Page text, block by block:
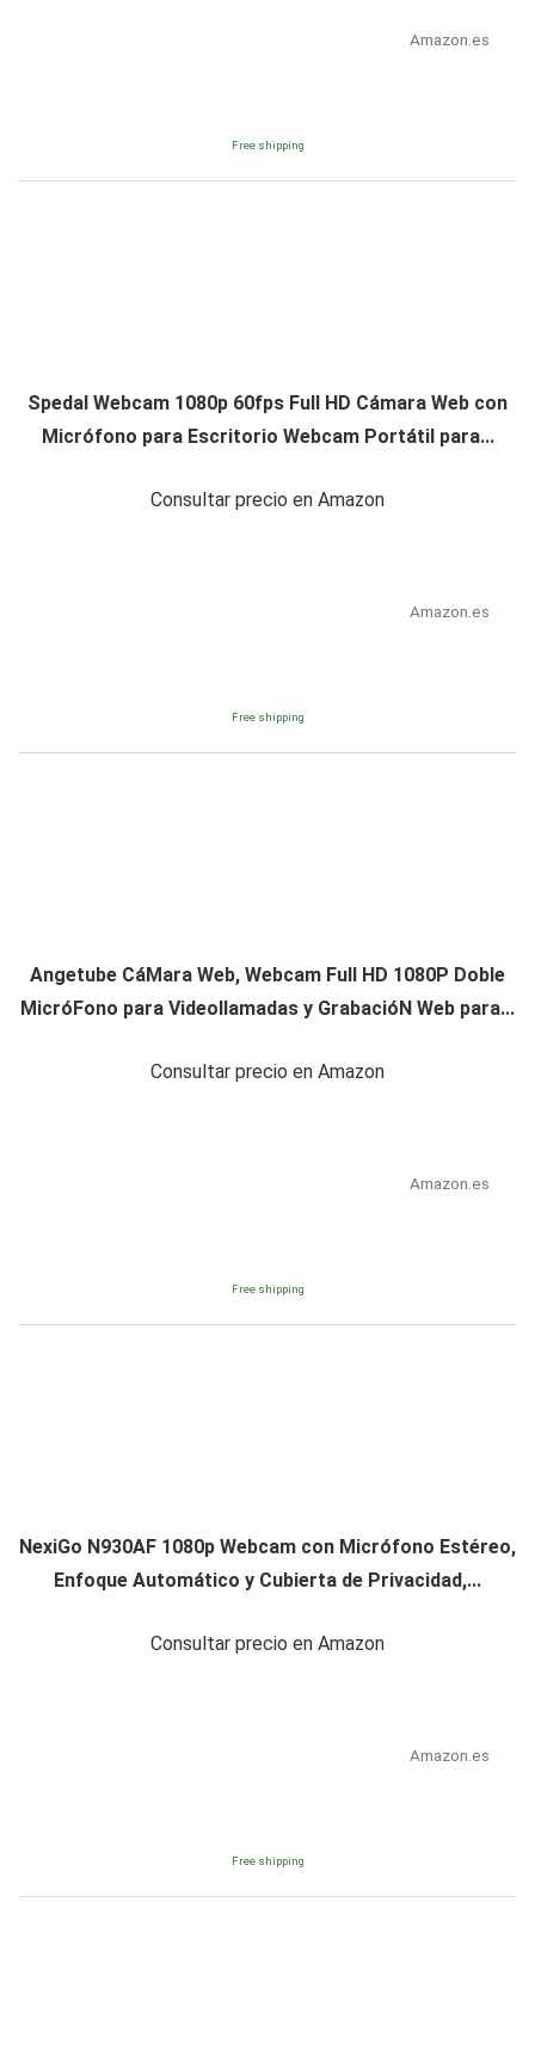
Amazon.es
Free shipping
Spedal Webcam 1080p 60fps Full HD Cámara Web con
Micrófono para Escritorio Webcam Portátil para...
Consultar precio en Amazon
Amazon.es
Free shipping
Angetube CáMara Web, Webcam Full HD 1080P Doble
MicróFono para Videollamadas y GrabacióN Web para...
Consultar precio en Amazon
Amazon.es
Free shipping
NexiGo N930AF 1080p Webcam con Micrófono Estéreo,
Enfoque Automático y Cubierta de Privacidad,...
Consultar precio en Amazon
Amazon.es
Free shipping